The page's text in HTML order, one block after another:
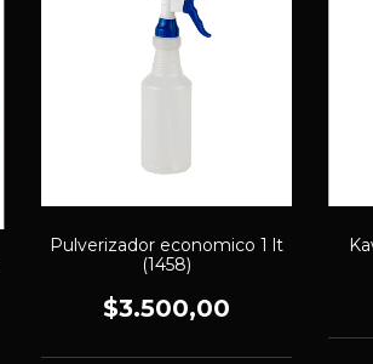
Pulverizador economico 1 lt
(1458)
$3.500,00